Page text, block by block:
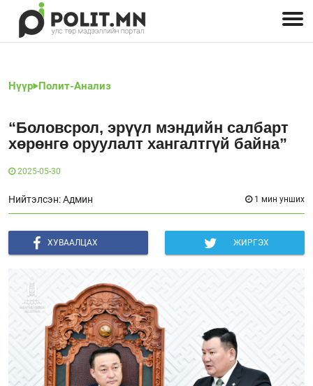
Нүүр Полит-Анализ
“Боловсрол, эрүүл мэндийн салбарт
хөрөнгө оруулалт хангалтгүй байна”
2025-05-30
Нийтэлсэн: Админ 1 мин унших
ХУВААЛЦАХ ЖИРГЭХ